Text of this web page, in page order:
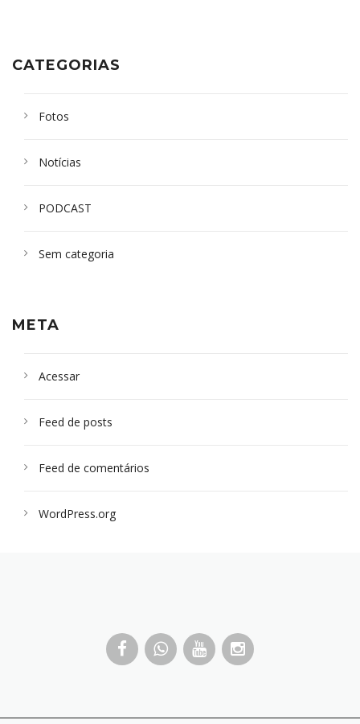
CATEGORIAS
Fotos
Notícias
PODCAST
Sem categoria
META
Acessar
Feed de posts
Feed de comentários
WordPress.org